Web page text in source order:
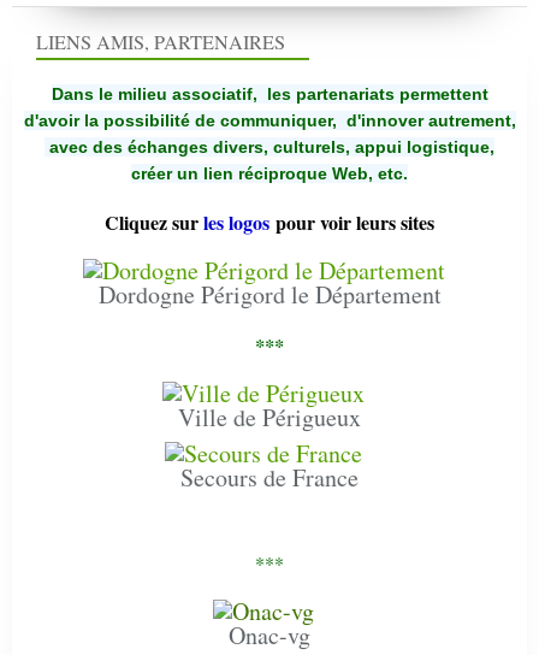
LIENS AMIS, PARTENAIRES
Dans le milieu associatif, les partenariats permettent
d'avoir la possibilité de communiquer, d'innover autrement,
avec des échanges divers, culturels, appui logistique,
créer un lien réciproque Web, etc.
Cliquez surles logos pour voir leurs sites
Dordogne Périgord le Département
***
Ville de Périgueux
Secours de France
***
Onac-vg